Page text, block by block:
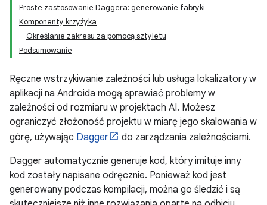
Proste zastosowanie Daggera: generowanie fabryki
Komponenty krzyżyka
Określanie zakresu za pomocą sztyletu
Podsumowanie
Ręczne wstrzykiwanie zależności lub usługa lokalizatory w
aplikacji na Androida mogą sprawiać problemy w
zależności od rozmiaru w projektach AI. Możesz
ograniczyć złożoność projektu w miarę jego skalowania w
górę, używając Dagger
do zarządzania zależnościami.
Dagger automatycznie generuje kod, który imituje inny
kod zostały napisane odręcznie. Ponieważ kod jest
generowany podczas kompilacji, można go śledzić i są